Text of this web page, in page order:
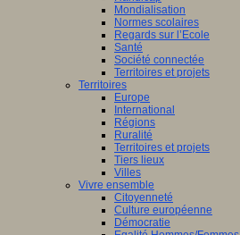
Mondialisation
Normes scolaires
Regards sur l’Ecole
Santé
Société connectée
Territoires et projets
Territoires
Europe
International
Régions
Ruralité
Territoires et projets
Tiers lieux
Villes
Vivre ensemble
Citoyenneté
Culture européenne
Démocratie